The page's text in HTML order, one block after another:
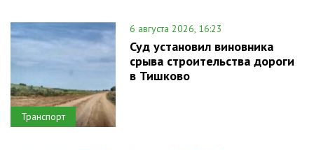
Транспорт
6 августа 2026, 16:23
Суд установил виновника
срыва строительства дороги
в Тишково